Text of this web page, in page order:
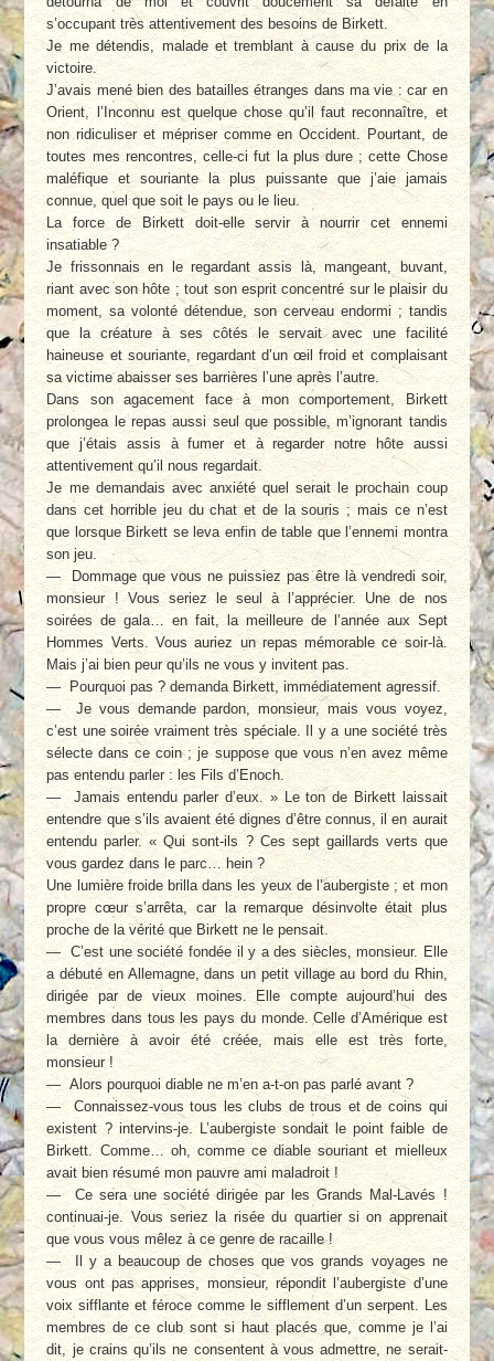
s’occupant très attentivement des besoins de Birkett.
Je me détendis, malade et tremblant à cause du prix de la
victoire.
J’avais mené bien des batailles étranges dans ma vie : car en
Orient, l’Inconnu est quelque chose qu’il faut reconnaître, et
non ridiculiser et mépriser comme en Occident. Pourtant, de
toutes mes rencontres, celle-ci fut la plus dure ; cette Chose
maléfique et souriante la plus puissante que j’aie jamais
connue, quel que soit le pays ou le lieu.
La force de Birkett doit-elle servir à nourrir cet ennemi
insatiable ?
Je frissonnais en le regardant assis là, mangeant, buvant,
riant avec son hôte ; tout son esprit concentré sur le plaisir du
moment, sa volonté détendue, son cerveau endormi ; tandis
que la créature à ses côtés le servait avec une facilité
haineuse et souriante, regardant d’un œil froid et complaisant
sa victime abaisser ses barrières l’une après l’autre.
Dans son agacement face à mon comportement, Birkett
prolongea le repas aussi seul que possible, m’ignorant tandis
que j’étais assis à fumer et à regarder notre hôte aussi
attentivement qu’il nous regardait.
Je me demandais avec anxiété quel serait le prochain coup
dans cet horrible jeu du chat et de la souris ; mais ce n’est
que lorsque Birkett se leva enfin de table que l’ennemi montra
son jeu.
— Dommage que vous ne puissiez pas être là vendredi soir,
monsieur ! Vous seriez le seul à l’apprécier. Une de nos
soirées de gala… en fait, la meilleure de l’année aux Sept
Hommes Verts. Vous auriez un repas mémorable ce soir-là.
Mais j’ai bien peur qu’ils ne vous y invitent pas.
— Pourquoi pas ? demanda Birkett, immédiatement agressif.
— Je vous demande pardon, monsieur, mais vous voyez,
c’est une soirée vraiment très spéciale. Il y a une société très
sélecte dans ce coin ; je suppose que vous n’en avez même
pas entendu parler : les Fils d’Enoch.
— Jamais entendu parler d’eux. » Le ton de Birkett laissait
entendre que s’ils avaient été dignes d’être connus, il en aurait
entendu parler. « Qui sont-ils ? Ces sept gaillards verts que
vous gardez dans le parc… hein ?
Une lumière froide brilla dans les yeux de l’aubergiste ; et mon
propre cœur s’arrêta, car la remarque désinvolte était plus
proche de la vérité que Birkett ne le pensait.
— C’est une société fondée il y a des siècles, monsieur. Elle
a débuté en Allemagne, dans un petit village au bord du Rhin,
dirigée par de vieux moines. Elle compte aujourd’hui des
membres dans tous les pays du monde. Celle d’Amérique est
la dernière à avoir été créée, mais elle est très forte,
monsieur !
— Alors pourquoi diable ne m’en a-t-on pas parlé avant ?
— Connaissez-vous tous les clubs de trous et de coins qui
existent ? intervins-je. L’aubergiste sondait le point faible de
Birkett. Comme… oh, comme ce diable souriant et mielleux
avait bien résumé mon pauvre ami maladroit !
— Ce sera une société dirigée par les Grands Mal-Lavés !
continuai-je. Vous seriez la risée du quartier si on apprenait
que vous vous mêlez à ce genre de racaille !
— Il y a beaucoup de choses que vos grands voyages ne
vous ont pas apprises, monsieur, répondit l’aubergiste d’une
voix sifflante et féroce comme le sifflement d’un serpent. Les
membres de ce club sont si haut placés que, comme je l’ai
dit, je crains qu’ils ne consentent à vous admettre, ne serait-